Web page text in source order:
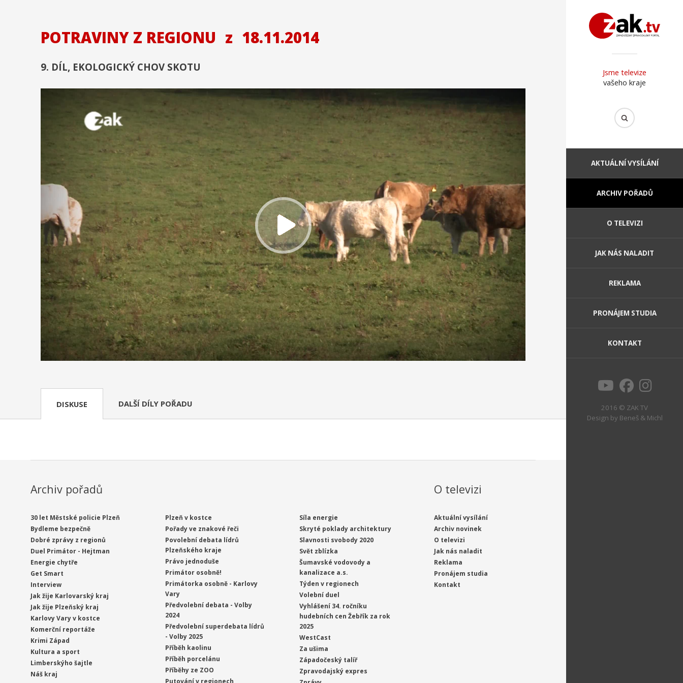
Jsme televize
vašeho kraje
AKTUÁLNÍ VYSÍLÁNÍ
ARCHIV POŘADŮ
O TELEVIZI
JAK NÁS NALADIT
REKLAMA
PRONÁJEM STUDIA
KONTAKT
2016 © ZAK TV
Design by Beneš & Michl
POTRAVINY Z REGIONU z 18.11.2014
9. DÍL, EKOLOGICKÝ CHOV SKOTU
DISKUSE DALŠÍ DÍLY POŘADU
Archiv pořadů
30 let Městské policie Plzeň
Bydleme bezpečně
Dobré zprávy z regionů
Duel Primátor - Hejtman
Energie chytře
Get Smart
Interview
Jak žije Karlovarský kraj
Jak žije Plzeňský kraj
Karlovy Vary v kostce
Komerční reportáže
Krimi Západ
Kultura a sport
Limberskýho šajtle
Náš kraj
Plzeň v kostce
Pořady ve znakové řeči
Povolební debata lídrů
Plzeňského kraje
Právo jednoduše
Primátor osobně!
Primátorka osobně - Karlovy
Vary
Předvolební debata - Volby
2024
Předvolební superdebata lídrů
- Volby 2025
Příběh kaolinu
Příběh porcelánu
Příběhy ze ZOO
Síla energie
Skryté poklady architektury
Slavnosti svobody 2020
Svět zblízka
Šumavské vodovody a
kanalizace a.s.
Týden v regionech
Volební duel
Vyhlášení 34. ročníku
hudebních cen Žebřík za rok
2025
WestCast
Za ušima
Západočeský talíř
Zpravodajský expres
O televizi
Aktuální vysílání
Archiv novinek
O televizi
Jak nás naladit
Reklama
Pronájem studia
Kontakt